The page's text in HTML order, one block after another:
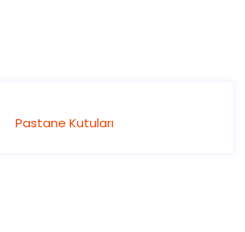
Pastane Kutuları